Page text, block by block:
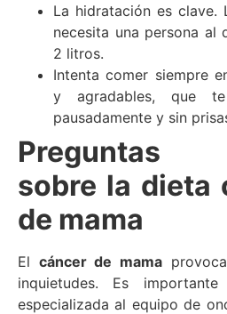
La hidratación es clave.
necesita una persona al
2 litros.
Intenta comer siempre
y agradables, que
pausadamente y sin
Preguntas
sobre la dieta
de mama
El cáncer de mama
inquietudes. Es
especializada al equipo de